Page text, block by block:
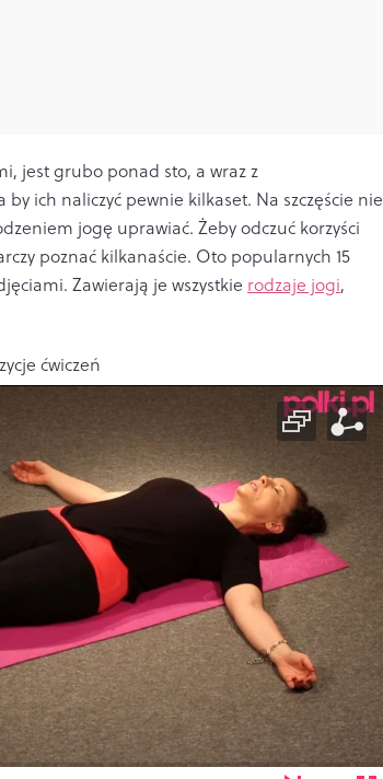
jest grubo ponad sto, a wraz z
ich naliczyć pewnie kilkaset. Na szczęście nie
jogę uprawiać. Żeby odczuć korzyści
poznać kilkanaście. Oto popularnych 15
Zawierają je wszystkie rodzaje jogi,
ćwiczeń